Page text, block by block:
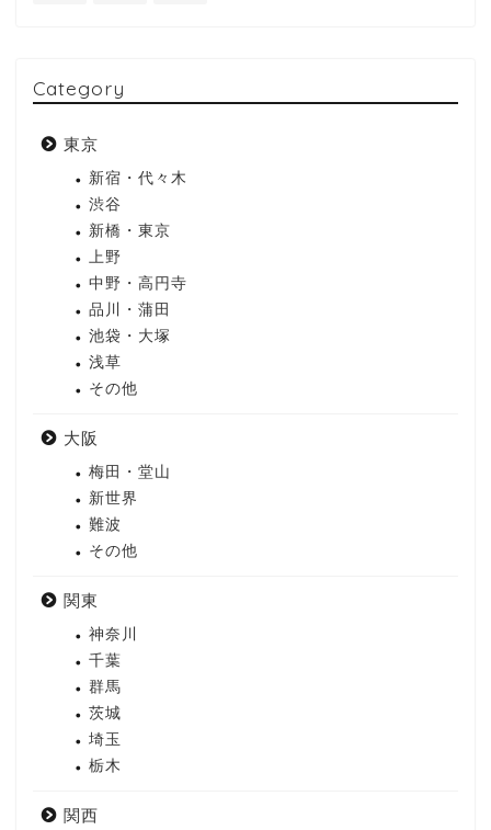
Category
東京
新宿・代々木
渋谷
新橋・東京
上野
中野・高円寺
品川・蒲田
池袋・大塚
浅草
その他
大阪
梅田・堂山
新世界
難波
その他
関東
神奈川
千葉
群馬
茨城
埼玉
栃木
関西